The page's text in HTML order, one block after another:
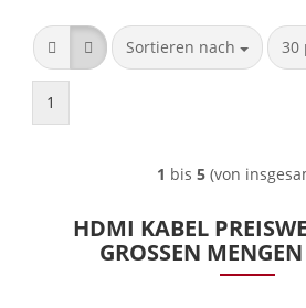
Sortieren nach
Sortieren nach 30
1
1 bis 5(von
HDMI KABEL
GROSSEN MENGEN